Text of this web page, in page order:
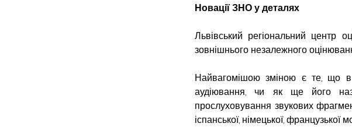
Новації ЗНО у деталях
Львівський регіональний центр
зовнішнього незалежного
Найвагомішою зміною є те, що в
аудіювання, чи як ще його
прослуховування звукових
іспанської, німецької, французької